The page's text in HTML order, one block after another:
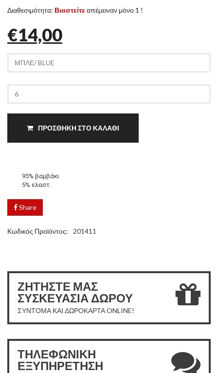
Διαθεσιμότητα: Βιαστείτεαπέμειναν μόνο 1 !
€14,00
ΠΡΟΣΘΗΚΗ ΣΤΟ ΚΑΛΑΘΙ
95% βαμβάκι
5% ελαστ.
Share
Κωδικός Προϊόντος: 201411
ΖΗΤΗΣΤΕ ΜΑΣ
ΣΥΣΚΕΥΑΣΙΑ ΔΩΡΟΥ
ΣΥΝΤΟΜΑ ΚΑΙ ΔΩΡΟΚΑΡΤΑ ONLINE!
ΤΗΛΕΦΩΝΙΚΗ
ΕΞΥΠΗΡΕΤΗΣΗ